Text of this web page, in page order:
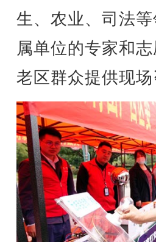
生、农业、司法
属单位的专家和
老区群众提供现场